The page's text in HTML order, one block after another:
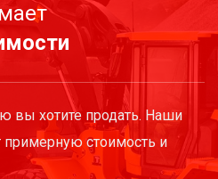
вы хотите продать. Наши
примерную стоимость и